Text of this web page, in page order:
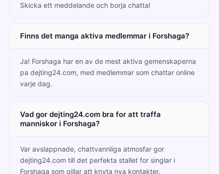
Skicka ett meddelande och borja chatta!
Finns det manga aktiva medlemmar i Forshaga?
Ja! Forshaga har en av de mest aktiva gemenskaperna
pa dejting24.com, med medlemmar som chattar online
varje dag.
Vad gor dejting24.com bra for att traffa
manniskor i Forshaga?
Var avslappnade, chattvannliga atmosfar gor
dejting24.com till det perfekta stallet for singlar i
Forshaga som gillar att knyta nya kontakter.